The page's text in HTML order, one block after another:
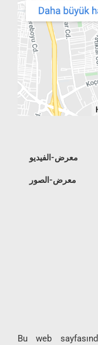
معرض-الفيديو
معرض-الصور
Bu web